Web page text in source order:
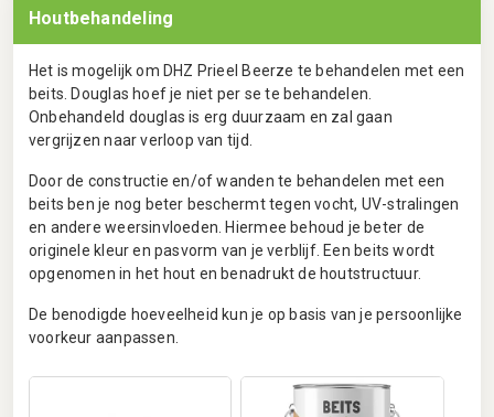
Houtbehandeling
Het is mogelijk om DHZ Prieel Beerze te behandelen met een
beits. Douglas hoef je niet per se te behandelen.
Onbehandeld douglas is erg duurzaam en zal gaan
vergrijzen naar verloop van tijd.
Door de constructie en/of wanden te behandelen met een
beits ben je nog beter beschermt tegen vocht, UV-stralingen
en andere weersinvloeden. Hiermee behoud je beter de
originele kleur en pasvorm van je verblijf. Een beits wordt
opgenomen in het hout en benadrukt de houtstructuur.
De benodigde hoeveelheid kun je op basis van je persoonlijke
voorkeur aanpassen.